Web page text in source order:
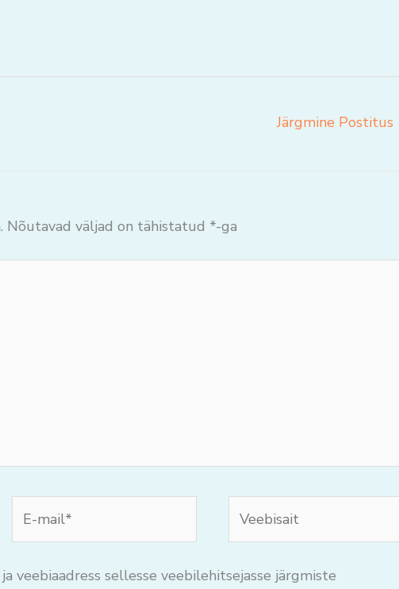
Järgmine Postitus
Nõutavad väljad on tähistatud *-ga
mail*
veebiaadress sellesse veebilehitsejasse järgmiste